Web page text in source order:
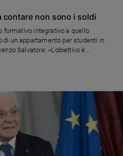
contare non sono i soldi
formativo integrativo a quello
di un appartamento per studenti in
Salvatore: «L'obiettivo è
dalla classe sociale»